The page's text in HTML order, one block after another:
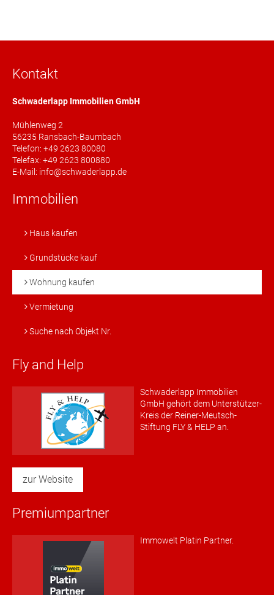
Kontakt
Schwaderlapp Immobilien GmbH
Mühlenweg 2
56235 Ransbach-Baumbach
Telefon: +49 2623 80080
Telefax: +49 2623 800880
E-Mail: info@schwaderlapp.de
Immobilien
Haus kaufen
Grundstücke kauf
Wohnung kaufen
Vermietung
Suche nach Objekt Nr.
Fly and Help
Schwaderlapp Immobilien
GmbH gehört dem Unterstützer-
Kreis der Reiner-Meutsch-
Stiftung FLY & HELP an.
zur Website
Premiumpartner
Immowelt Platin Partner.